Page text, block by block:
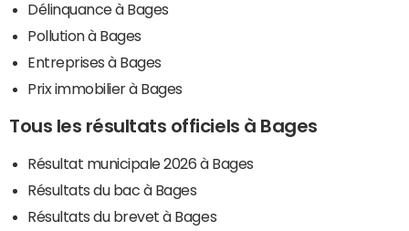
Délinquance à Bages
Pollution à Bages
Entreprises à Bages
Prix immobilier à Bages
Tous les résultats officiels à Bages
Résultat municipale 2026 à Bages
Résultats du bac à Bages
Résultats du brevet à Bages